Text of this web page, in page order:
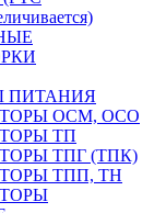
ПИТАНИЯ
ОСМ, ОСО
ТП
ТПГ (ТПК)
ТПП, ТН